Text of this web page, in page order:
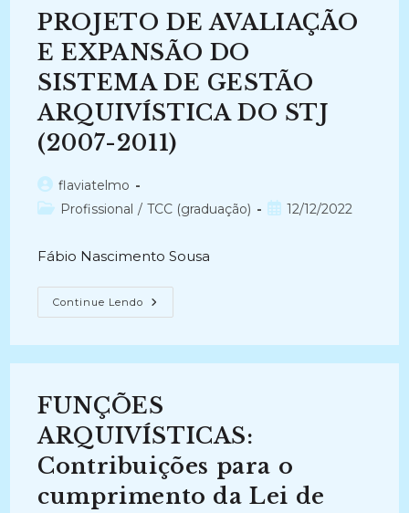
PARTIR
DOS
SETORES
DE
TRABALHO
(2009-
2009)
PROJETO DE AVALIAÇÃO
E EXPANSÃO DO
SISTEMA DE GESTÃO
ARQUIVÍSTICA DO STJ
(2007-2011)
Autor
do
flaviatelmo
Categoria
Profissional / TCC (graduação)
Post12/12/2022
Fábio Nascimento Sousa
Continue Lendo PROJETO
DE
DO
GESTÃO
ARQUIVÍSTICA
DO
STJ
(2007-
2011)
FUNÇÕES
ARQUIVÍSTICAS:
Contribuições para o
cumprimento da Lei de